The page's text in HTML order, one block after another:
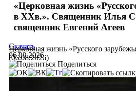
«Церковная жизнь
в ХХв.». Священник Илья
священник Евгений Агеев
Церковная жизнь «Русского
(06.08.2026)
Скачать
06.08.2026
Поделиться